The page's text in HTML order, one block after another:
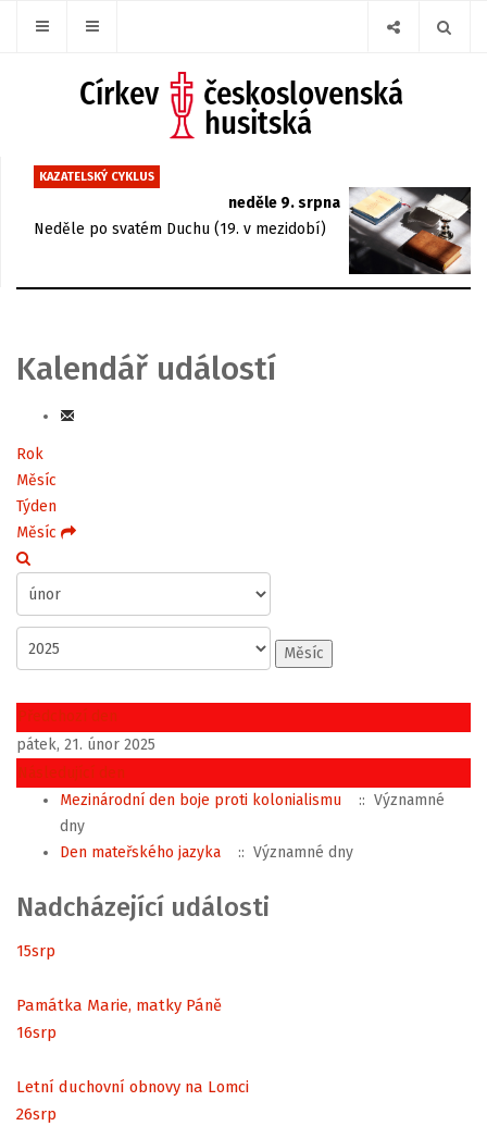
KAZATELSKÝ CYKLUS
neděle 9. srpna
Neděle po svatém Duchu (19. v mezidobí)
Kalendář událostí
Rok
Měsíc
Týden
Měsíc
Měsíc
Předchozí den
pátek, 21. únor 2025
Následující den
Mezinárodní den boje proti kolonialismu
:: Významné
dny
Den mateřského jazyka
:: Významné dny
Nadcházející události
15srp
Památka Marie, matky Páně
16srp
Letní duchovní obnovy na Lomci
26srp